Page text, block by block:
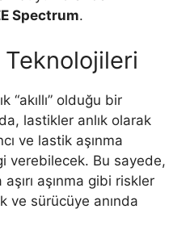
Spectrum.
Teknolojileri
“akıllı” olduğu bir
lastikler anlık olarak
ve lastik aşınma
verebilecek. Bu sayede,
aşınma gibi riskler
ve sürücüye anında